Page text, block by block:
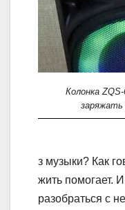
Колонка
заряжать
з музыки? Как
жить помогает.
разобраться с